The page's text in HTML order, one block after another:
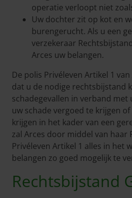
operatie verloopt niet
Uw dochter zit op kot en
burengerucht. Als u een
verzekeraar
Arces uw belangen.
De polis Privéleven Artikel 1
dat u de nodige rechtsbijstand
schadegevallen in verband met
uw schade vergoed te krijgen
krijgen in het kader van een
zal Arces door middel van haar
Privéleven Artikel 1 alles in het
belangen zo goed mogelijk te
Rechtsbijstand